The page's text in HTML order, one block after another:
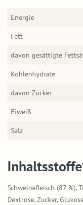
Energie
Fett
davon gesättigte
Kohlenhydrate
davon Zucker
Eiweiß
Salz
Schweinefleisch (87 %),
Dextrose, Zucker,